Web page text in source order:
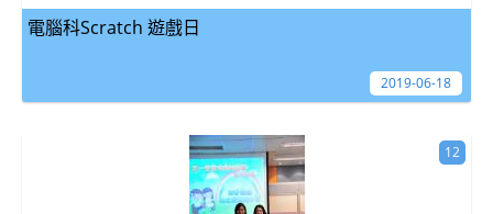
電腦科Scratch 遊戲日
2019-06-18
12